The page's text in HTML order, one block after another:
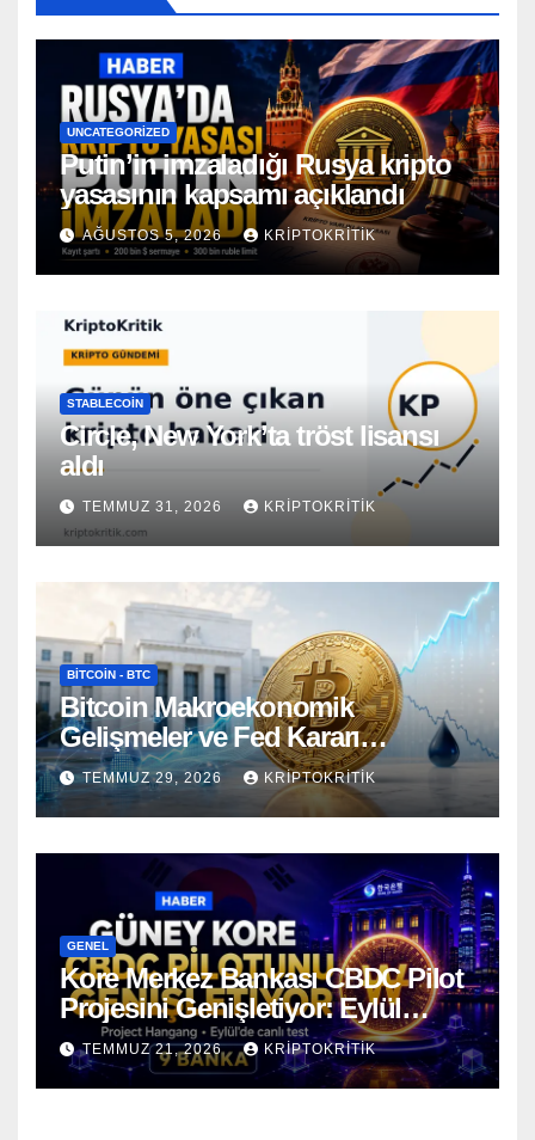
UNCATEGORIZED
Putin’in imzaladığı Rusya kripto
yasasının kapsamı açıklandı
AĞUSTOS 5, 2026 KRIPTOKRITIK
STABLECOIN
Circle, New York’ta tröst lisansı
aldı
TEMMUZ 31, 2026 KRIPTOKRITIK
BITCOIN - BTC
Bitcoin Makroekonomik
Gelişmeler ve Fed Kararı
Öncesinde Dalgalı Seyrediyor
TEMMUZ 29, 2026 KRIPTOKRITIK
GENEL
Kore Merkez Bankası CBDC Pilot
Projesini Genişletiyor: Eylül
Ayında Gerçek Transferler
Başlıyor
TEMMUZ 21, 2026 KRIPTOKRITIK